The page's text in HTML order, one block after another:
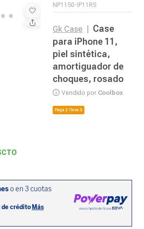
NP1150-IP11RS
Gk Case
Case
para iPhone 11,
piel sintética,
amortiguador de
choques, rosado
Vendido por Coolbox
Paga 2 lleva 3